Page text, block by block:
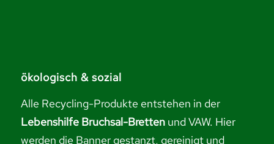
ökologisch & sozial
Alle Recycling-Produkte entstehen in der
Lebenshilfe Bruchsal-Bretten und VAW. Hier
werden die Banner gestanzt, gereinigt und